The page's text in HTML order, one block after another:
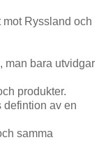
mot Ryssland och
man bara utvidgar
produkter.
defintion av en
samma